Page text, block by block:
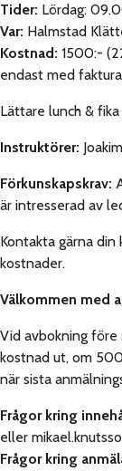
Tider: Lördag:
Var: Halmstad
Kostnad: 1500:-
endast med
Lättare lunch & fika
Instruktörer:
Förkunskapskrav:
är intresserad av
Kontakta gärna din
kostnader.
Välkommen med
Vid avbokning före
kostnad ut, om
när sista
Frågor kring
eller
Frågor kring